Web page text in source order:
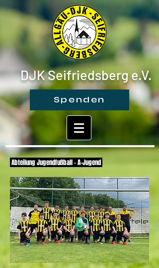
DJK Seifriedsberg e.V.
Spenden
Abteilung Jugendfußball - A-Jugend